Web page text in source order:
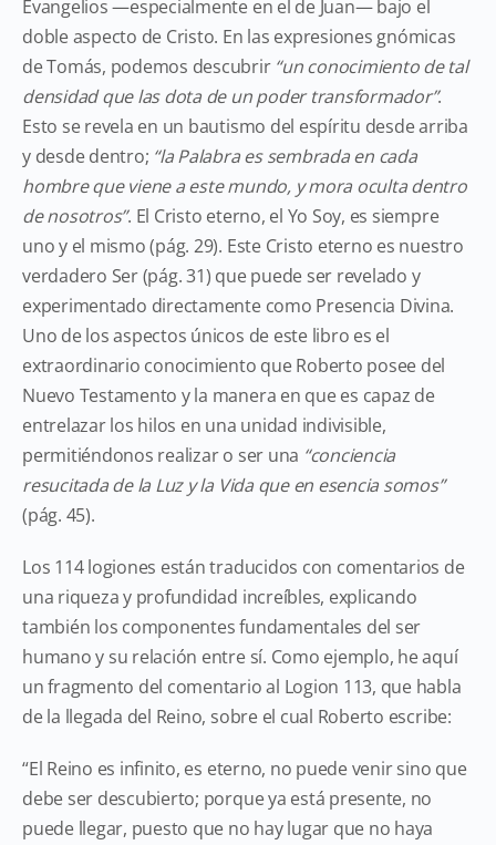
Evangelios —especialmente en el de Juan— bajo el
doble aspecto de Cristo. En las expresiones gnómicas
de Tomás, podemos descubrir “un conocimiento de tal
densidad que las dota de un poder transformador”.
Esto se revela en un bautismo del espíritu desde arriba
y desde dentro; “la Palabra es sembrada en cada
hombre que viene a este mundo, y mora oculta dentro
de nosotros”. El Cristo eterno, el Yo Soy, es siempre
uno y el mismo (pág. 29). Este Cristo eterno es nuestro
verdadero Ser (pág. 31) que puede ser revelado y
experimentado directamente como Presencia Divina.
Uno de los aspectos únicos de este libro es el
extraordinario conocimiento que Roberto posee del
Nuevo Testamento y la manera en que es capaz de
entrelazar los hilos en una unidad indivisible,
permitiéndonos realizar o ser una “conciencia
resucitada de la Luz y la Vida que en esencia somos”
(pág. 45).
Los 114 logiones están traducidos con comentarios de
una riqueza y profundidad increíbles, explicando
también los componentes fundamentales del ser
humano y su relación entre sí. Como ejemplo, he aquí
un fragmento del comentario al Logion 113, que habla
de la llegada del Reino, sobre el cual Roberto escribe:
“El Reino es infinito, es eterno, no puede venir sino que
debe ser descubierto; porque ya está presente, no
puede llegar, puesto que no hay lugar que no haya